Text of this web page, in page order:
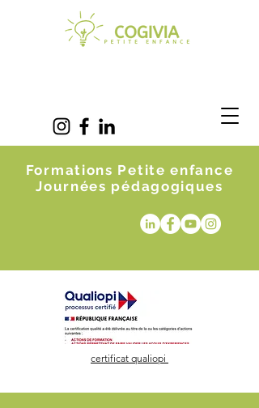
Formations Petite enfance
Journées pédagogiques
certificat qualiopi